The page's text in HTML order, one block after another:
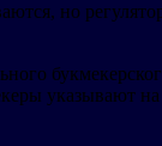
но
указывают